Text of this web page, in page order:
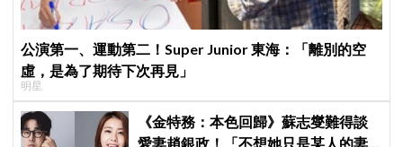
公演第一、運動第二！Super Junior 東海：「離別的空
虛，是為了期待下次再見」
明星
《金特務：本色回歸》蘇志燮難得談
愛妻趙銀政！「不想她只是某人的妻